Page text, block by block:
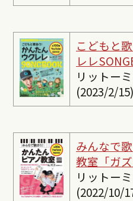
こどもと
レレ
リットー
(2023/2/15)
みんなで
教室「ガズ
リットー
(2022/10/